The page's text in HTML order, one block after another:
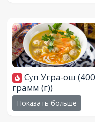
Суп Угра-ош(400
грамм (г))
Показать больше